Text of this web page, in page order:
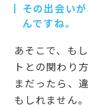
その出会い
んですね。
あそこで、も
トとの関わり
まだったら、
もしれません